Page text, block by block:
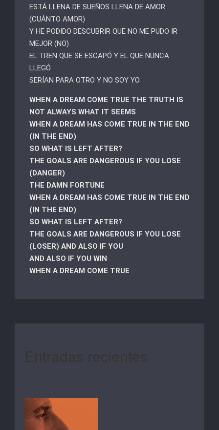
ESTÁ LLENA DE SUEÑOS LLENA DE AMOR
(CUÁNTO AMOR)
Y HE PODIDO DESCUBRIR QUE NO ME PUDO IR
MEJOR (NO)
EL TREN QUE SE ESCAPÓ Y EL QUE NUNCA
LLEGÓ
SERÍAN PARA OTRO Y NO SOY YO
WHEN A DREAM COME TRUE THE TRUTH IS
NOT ALWAYS WHAT IT SEEMS
WHEN A DREAM HAS COME TRUE IN THE END
(IN THE END)
SO WHAT IS LEFT AFTER?
THE GOALS ARE DANGEROUS IF YOU LOSE
(DANGER)
THE DAMN FORTUNE
WHEN A DREAM HAS COME TRUE IN THE END
(IN THE END)
SO WHAT IS LEFT AFTER?
THE GOALS ARE DANGEROUS IF YOU LOSE
(LOSER) AND ALSO IF YOU
AND ALSO IF YOU WIN
WHEN A DREAM COME TRUE